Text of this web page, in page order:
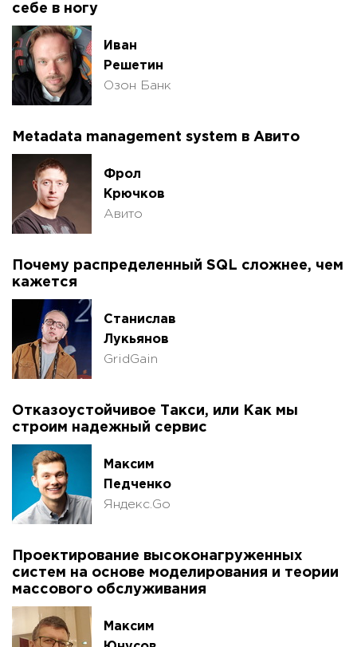
себе в ногу
Иван
Решетин
Озон Банк
Metadata management system в Авито
Фрол
Крючков
Авито
Почему распределенный SQL сложнее, чем
кажется
Станислав
Лукьянов
GridGain
Отказоустойчивое Такси, или Как мы
строим надежный сервис
Максим
Педченко
Яндекс.Go
Проектирование высоконагруженных
систем на основе моделирования и теории
массового обслуживания
Максим